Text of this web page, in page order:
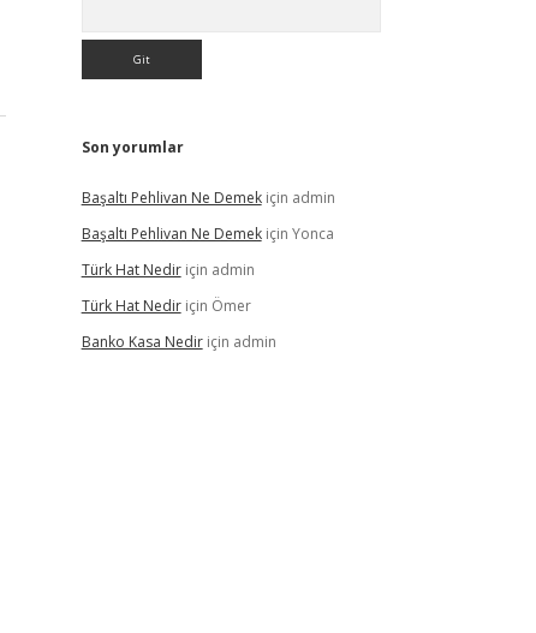
Son yorumlar
Başaltı Pehlivan Ne Demekiçin admin
Başaltı Pehlivan Ne Demekiçin Yonca
Türk Hat Nediriçin admin
Türk Hat Nediriçin Ömer
Banko Kasa Nediriçin admin